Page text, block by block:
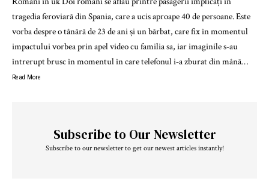
tragedia feroviară din Spania, care a ucis aproape 40 de persoane. Este
vorba despre o tânără de 23 de ani și un bărbat, care fix în momentul
impactului vorbea prin apel video cu familia sa, iar imaginile s‑au
întrerupt brusc în momentul în care telefonul i‑a zburat din mână…
Read More
Subscribe to Our Newsletter
Subscribe to our newsletter to get our newest articles instantly!